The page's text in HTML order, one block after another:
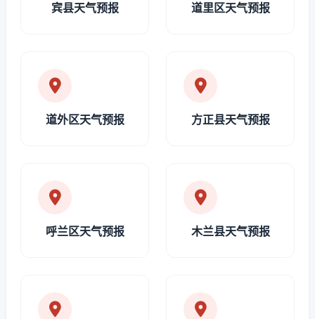
宾县天气预报 道里区天气预报
道外区天气预报 方正县天气预报
呼兰区天气预报 木兰县天气预报